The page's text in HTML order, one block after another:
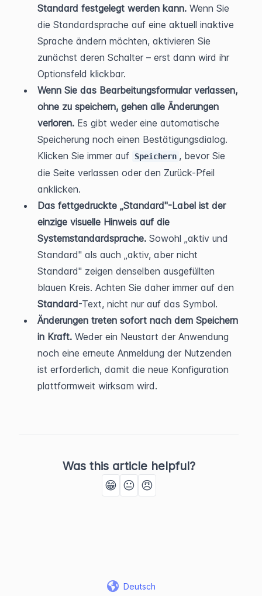
Standard festgelegt werden kann. Wenn Sie
die Standardsprache auf eine aktuell inaktive
Sprache ändern möchten, aktivieren Sie
zunächst deren Schalter – erst dann wird ihr
Optionsfeld klickbar.
Wenn Sie das Bearbeitungsformular verlassen,
ohne zu speichern, gehen alle Änderungen
verloren. Es gibt weder eine automatische
Speicherung noch einen Bestätigungsdialog.
Klicken Sie immer auf
Speichern , bevor Sie
die Seite verlassen oder den Zurück-Pfeil
anklicken.
Das fettgedruckte „Standard"-Label ist der
einzige visuelle Hinweis auf die
Systemstandardsprache. Sowohl „aktiv und
Standard" als auch „aktiv, aber nicht
Standard" zeigen denselben ausgefüllten
Standard-Text, nicht nur auf das Symbol.
Änderungen treten sofort nach dem Speichern
in Kraft. Weder ein Neustart der Anwendung
noch eine erneute Anmeldung der Nutzenden
ist erforderlich, damit die neue Konfiguration
plattformweit wirksam wird.
Was this article helpful?
😁 😐 😠
Deutsch